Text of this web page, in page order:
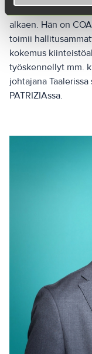
alkaen. Hän on
toimii
kokemus
työskennellyt mm.
johtajana
PATRIZIAssa.